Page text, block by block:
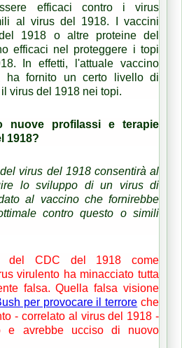
efficaci contro i virus
al virus del 1918.
I vaccini
1918 o altre proteine ​​del
efficaci nel proteggere i topi
In effetti, l'attuale vaccino
ha fornito un certo livello di
virus del 1918 nei topi.
nuove profilassi e terapie
1918?
virus del 1918 consentirà al
lo sviluppo di un virus di
al vaccino che fornirebbe
contro questo o simili
del CDC del 1918 come
virulento ha minacciato tutta
falsa.Quella falsa visione
per provocare il terrore che
- correlato al virus del 1918 -
e avrebbe ucciso di nuovo